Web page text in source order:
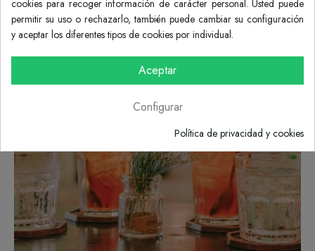
cookies para recoger información de carácter personal. Usted puede
permitir su uso o rechazarlo, también puede cambiar su configuración
y aceptar los diferentes tipos de cookies por individual.
Aceptar
Configurar
Política de privacidad y cookies